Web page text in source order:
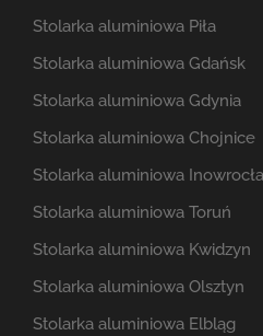
Stolarka aluminiowa Piła
Stolarka aluminiowa Gdańsk
Stolarka aluminiowa Gdynia
Stolarka aluminiowa Chojnice
Stolarka aluminiowa
Stolarka aluminiowa Toruń
Stolarka aluminiowa Kwidzyn
Stolarka aluminiowa Olsztyn
Stolarka aluminiowa Elbląg